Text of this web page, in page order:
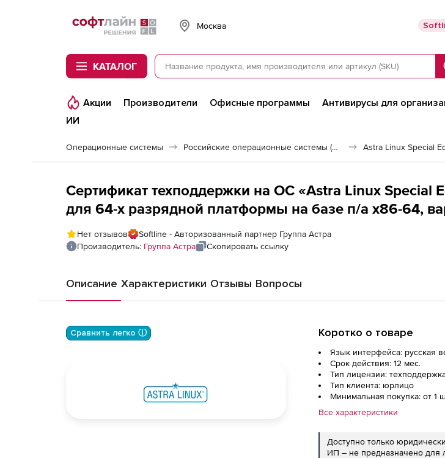
Softline
Москва
КАТАЛОГ
Акции Производители Офисные программы Антивирусы для
ИИ
Операционные системы Российские операционные системы (Импортозамещение) Astra Linux Special
Сертификат техподдержки на ОС «Astra Linux Special
для 64-х разрядной платформы на базе п/а x86-64,
лицензирования «Орел», для сервера до 2 сокетов, тип
Стандарт, на 12 мес.
Нет отзывов
Softline - Авторизованный партнер Группа Астра
Производитель: Группа Астра Скопировать ссылку
Описание Характеристики Отзывы Вопросы
Сравнить легко ⓘ Коротко о товаре
Язык интерфейса: русская
Срок действия: 12 мес.
Тип лицензии:
Тип клиента: юрлицо
Минимальная покупка: от 1
Все характеристики
Доступно только
ИП – не предназначено для